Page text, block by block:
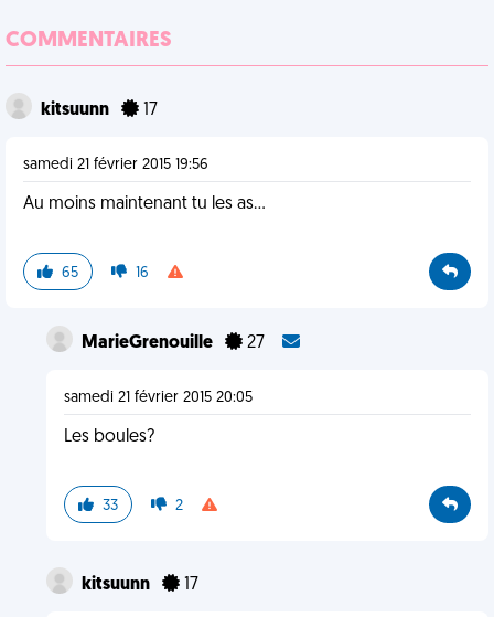
COMMENTAIRES
kitsuunn 17
samedi 21 février 2015 19:56
Au moins maintenant tu les as...
65 16
MarieGrenouille 27
samedi 21 février 2015 20:05
Les boules?
33 2
kitsuunn 17